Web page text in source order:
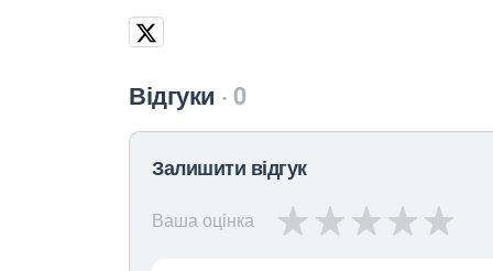
Відгуки 0
Залишити відгук
Ваша оцінка